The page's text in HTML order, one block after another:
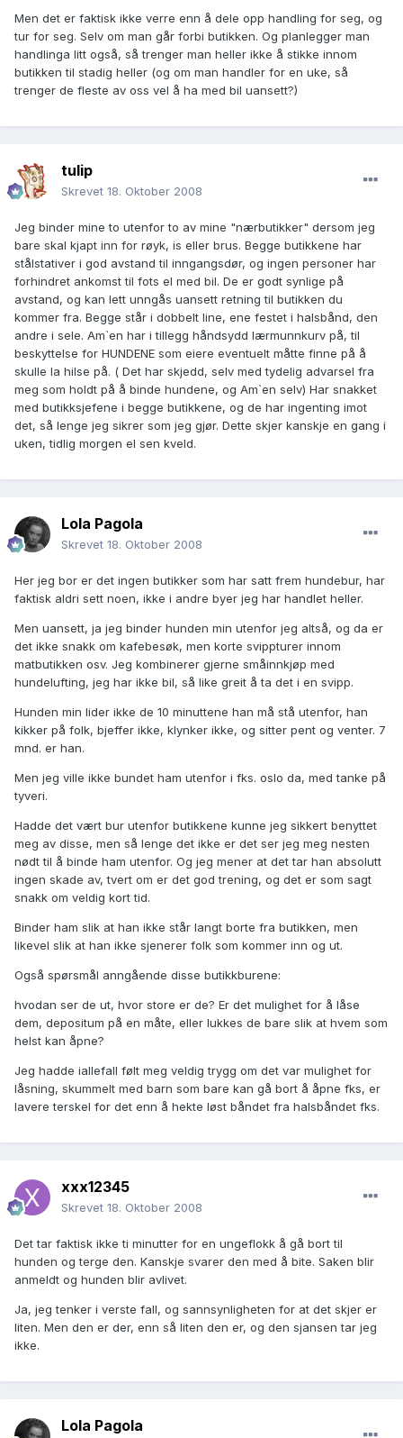
Men det er faktisk ikke verre enn å dele opp handling for seg, og
tur for seg. Selv om man går forbi butikken. Og planlegger man
handlinga litt også, så trenger man heller ikke å stikke innom
butikken til stadig heller (og om man handler for en uke, så
trenger de fleste av oss vel å ha med bil uansett?)
tulip
Skrevet 18. Oktober 2008
Jeg binder mine to utenfor to av mine "nærbutikker" dersom jeg
bare skal kjapt inn for røyk, is eller brus. Begge butikkene har
stålstativer i god avstand til inngangsdør, og ingen personer har
forhindret ankomst til fots el med bil. De er godt synlige på
avstand, og kan lett unngås uansett retning til butikken du
kommer fra. Begge står i dobbelt line, ene festet i halsbånd, den
andre i sele. Am`en har i tillegg håndsydd lærmunnkurv på, til
beskyttelse for HUNDENE som eiere eventuelt måtte finne på å
skulle la hilse på. ( Det har skjedd, selv med tydelig advarsel fra
meg som holdt på å binde hundene, og Am`en selv) Har snakket
med butikksjefene i begge butikkene, og de har ingenting imot
det, så lenge jeg sikrer som jeg gjør. Dette skjer kanskje en gang i
uken, tidlig morgen el sen kveld.
Lola Pagola
Skrevet 18. Oktober 2008
Her jeg bor er det ingen butikker som har satt frem hundebur, har
faktisk aldri sett noen, ikke i andre byer jeg har handlet heller.
Men uansett, ja jeg binder hunden min utenfor jeg altså, og da er
det ikke snakk om kafebesøk, men korte svippturer innom
matbutikken osv. Jeg kombinerer gjerne småinnkjøp med
hundelufting, jeg har ikke bil, så like greit å ta det i en svipp.
Hunden min lider ikke de 10 minuttene han må stå utenfor, han
kikker på folk, bjeffer ikke, klynker ikke, og sitter pent og venter. 7
mnd. er han.
Men jeg ville ikke bundet ham utenfor i fks. oslo da, med tanke på
tyveri.
Hadde det vært bur utenfor butikkene kunne jeg sikkert benyttet
meg av disse, men så lenge det ikke er det ser jeg meg nesten
nødt til å binde ham utenfor. Og jeg mener at det tar han absolutt
ingen skade av, tvert om er det god trening, og det er som sagt
snakk om veldig kort tid.
Binder ham slik at han ikke står langt borte fra butikken, men
likevel slik at han ikke sjenerer folk som kommer inn og ut.
Også spørsmål anngående disse butikkburene:
hvodan ser de ut, hvor store er de? Er det mulighet for å låse
dem, depositum på en måte, eller lukkes de bare slik at hvem som
helst kan åpne?
Jeg hadde iallefall følt meg veldig trygg om det var mulighet for
låsning, skummelt med barn som bare kan gå bort å åpne fks, er
lavere terskel for det enn å hekte løst båndet fra halsbåndet fks.
xxx12345
Skrevet 18. Oktober 2008
Det tar faktisk ikke ti minutter for en ungeflokk å gå bort til
hunden og terge den. Kanskje svarer den med å bite. Saken blir
anmeldt og hunden blir avlivet.
Ja, jeg tenker i verste fall, og sannsynligheten for at det skjer er
liten. Men den er der, enn så liten den er, og den sjansen tar jeg
ikke.
Lola Pagola